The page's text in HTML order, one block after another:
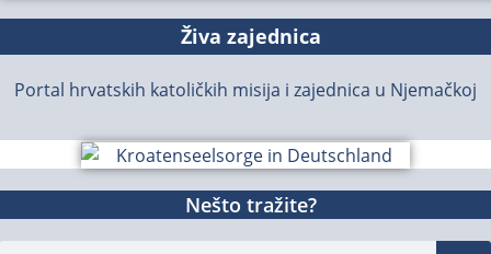
Živa zajednica
Portal hrvatskih katoličkih misija i zajednica u Njemačkoj
Nešto tražite?